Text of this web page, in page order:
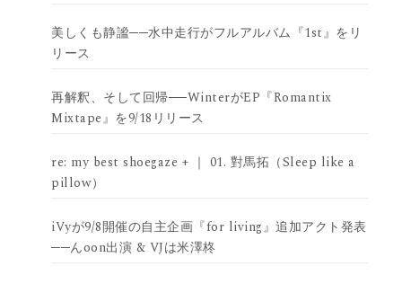
美しくも静謐──水中走行がフルアルバム『1st』をリ
リース
再解釈、そして回帰──WinterがEP『Romantix
Mixtape』を9/18リリース
re: my best shoegaze + ｜ 01. 對馬拓（Sleep like a
pillow）
iVyが9/8開催の自主企画『for living』追加アクト発表
──んoon出演 & VJは米澤柊